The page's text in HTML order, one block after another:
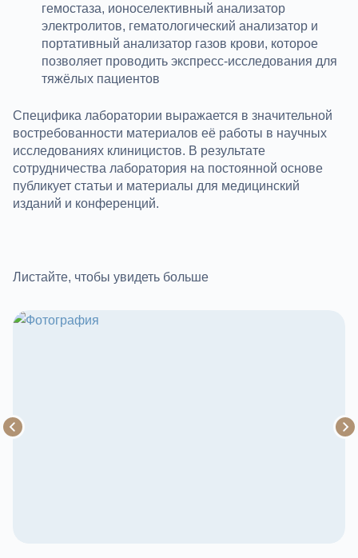
гемостаза, ионoселективный анализатор
электролитов, гематологический анализатор и
портативный анализатор газов крови, которое
позволяет проводить экспресс-исследования для
тяжёлых пациентов
Специфика лаборатории выражается в значительной
востребованности материалов её работы в научных
исследованиях клиницистов. В результате
сотрудничества лаборатория на постоянной основе
публикует статьи и материалы для медицинский
изданий и конференций.
Листайте, чтобы увидеть больше